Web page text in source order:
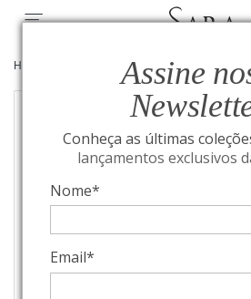
Assine
Conheça as últimas
lançamentos exclusivos
Nome*
Email*
HOME PENDENTES